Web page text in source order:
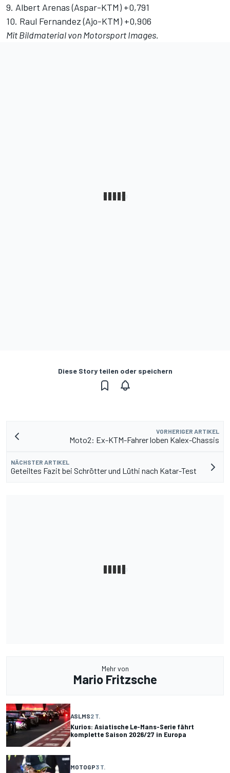
9. Albert Arenas (Aspar-KTM) +0,791
10. Raul Fernandez (Ajo-KTM) +0,906
Mit Bildmaterial von Motorsport Images.
Diese Story teilen oder speichern
VORHERIGER ARTIKEL
Moto2: Ex-KTM-Fahrer loben Kalex-Chassis
NÄCHSTER ARTIKEL
Geteiltes Fazit bei Schrötter und Lüthi nach Katar-Test
Mehr von
Mario Fritzsche
ASLMS2 T.
Kurios: Asiatische Le-Mans-Serie fährt
komplette Saison 2026/27 in Europa
MOTOGP3 T.